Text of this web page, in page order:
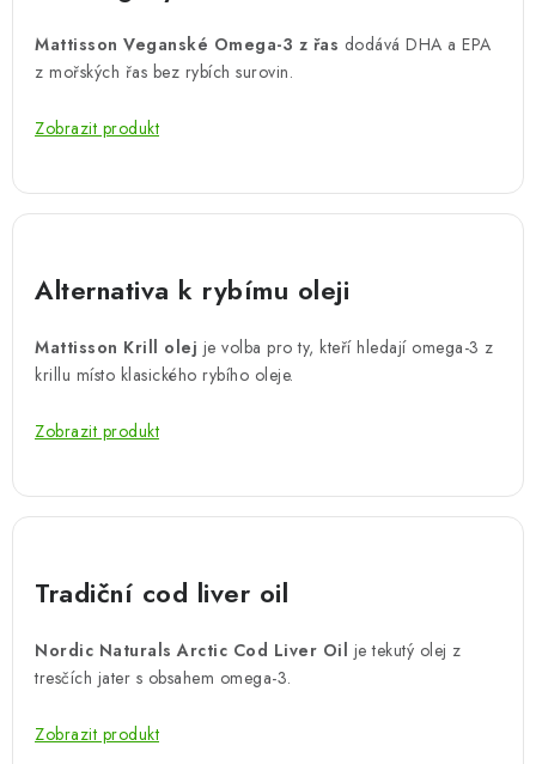
Mattisson Veganské Omega-3 z řas dodává DHA a EPA
z mořských řas bez rybích surovin.
Zobrazit produkt
Alternativa k rybímu oleji
Mattisson Krill olej je volba pro ty, kteří hledají omega-3 z
krillu místo klasického rybího oleje.
Zobrazit produkt
Tradiční cod liver oil
Nordic Naturals Arctic Cod Liver Oil je tekutý olej z
tresčích jater s obsahem omega-3.
Zobrazit produkt